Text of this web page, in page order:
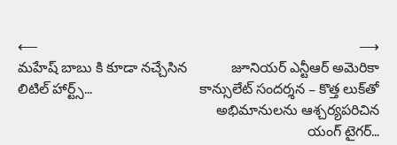
Post
navigation
⟵
మహేష్ బాబు కి కూడా నచ్చేసిన
లిటిల్ హార్ట్స్…
జూనియర్ ఎన్టీఆర్ అమెరికా
కాన్సులేట్ సందర్శన – కొత్త లుక్‌తో
అభిమానులను ఆశ్చర్యపరిచిన
యంగ్ టైగర్…
⟶